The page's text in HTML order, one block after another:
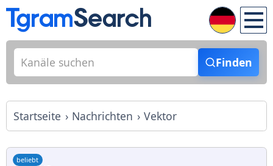
Finden
Startseite Nachrichten Vektor
beliebt